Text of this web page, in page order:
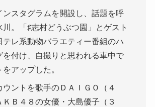
ンスタグラムを開設し、話題を呼
川。「♯志村どうぶつ園」とゲスト
テレ系動物バラエティー番組のハ
を付け、自撮りと思われる車中で
アップした。
ウントを歌手のＤＡＩＧＯ（４
ＫＢ４８の女優・大島優子（３